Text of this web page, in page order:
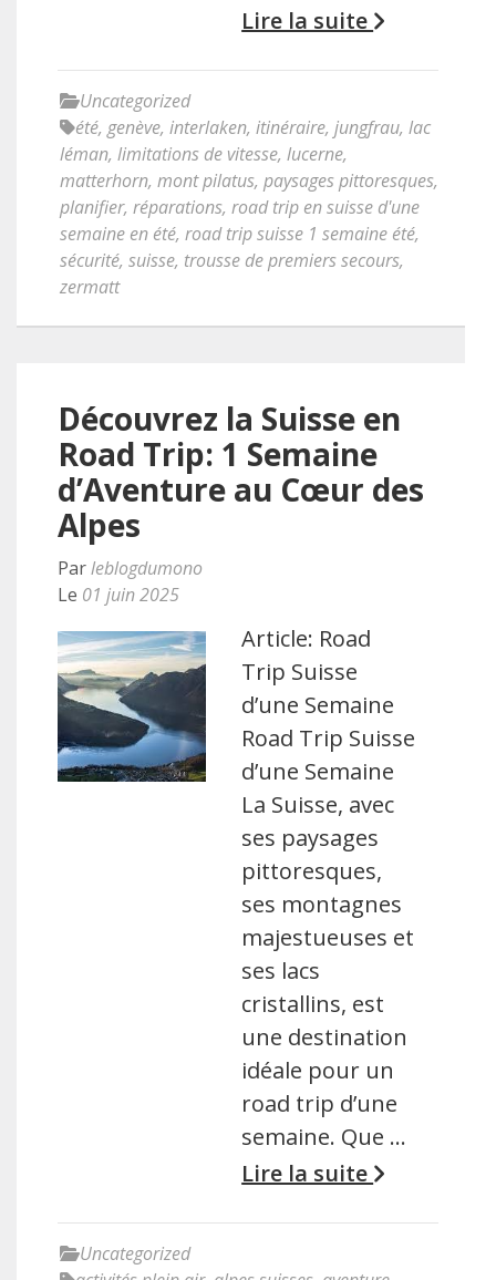
Lire la suite
Uncategorized
été, genève, interlaken, itinéraire, jungfrau, lac
léman, limitations de vitesse, lucerne,
matterhorn, mont pilatus, paysages pittoresques,
planifier, réparations, road trip en suisse d'une
semaine en été, road trip suisse 1 semaine été,
sécurité, suisse, trousse de premiers secours,
zermatt
Découvrez la Suisse en
Road Trip: 1 Semaine
d’Aventure au Cœur des
Alpes
Parleblogdumono
Le 01 juin 2025
Article: Road
Trip Suisse
d’une Semaine
Road Trip Suisse
d’une Semaine
La Suisse, avec
ses paysages
pittoresques,
ses montagnes
majestueuses et
ses lacs
cristallins, est
une destination
idéale pour un
road trip d’une
semaine. Que …
Lire la suite
Uncategorized